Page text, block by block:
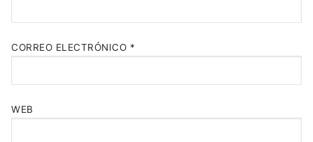
CORREO ELECTRÓNICO *
WEB